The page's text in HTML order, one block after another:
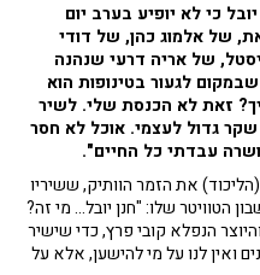
כי לא יופיע בערב יום
של אלמוג כהן, של דודי
של אריה דרעי שנהנה
לגעור בטינופות הוא
זאת לא הכנסת שלי. לשיר
גדול לעצמי. אוכל לא חסר
עבדתי כל החיים".
את הזמר הוותיק, ששיריו
הטוויטר שלו: "חנן יובל... מי זה?
הנפלא קובי פרץ, כדי שישיר
ואין לנו על מי להישען, אלא על